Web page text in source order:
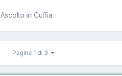
Ascolto in Cuffia
Pagina 1 di 3